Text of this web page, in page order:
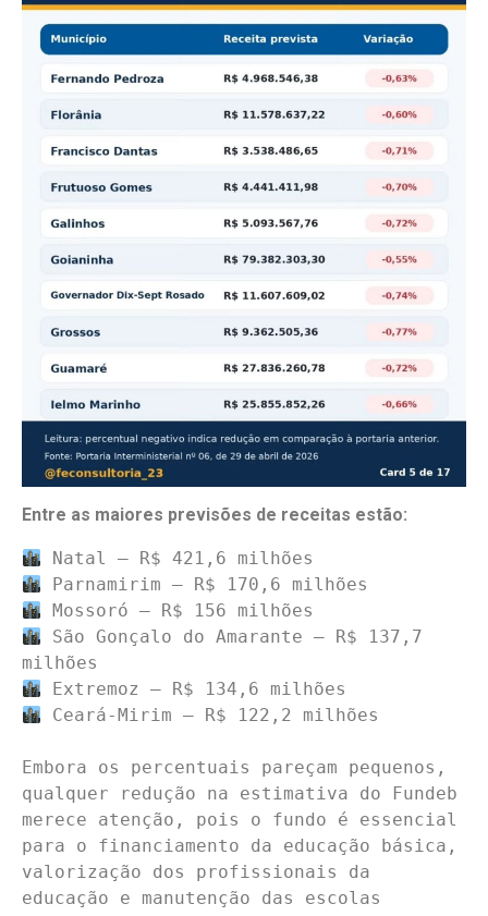
Entre as maiores previsões de receitas estão:
São Gonçalo do Amarante — R$ 137,7
Ceará-Mirim — R$ 122,2 milhões
Embora os percentuais pareçam pequenos,
qualquer redução na estimativa do Fundeb
merece atenção, pois o fundo é essencial
para o financiamento da educação básica,
valorização dos profissionais da
educação e manutenção das escolas